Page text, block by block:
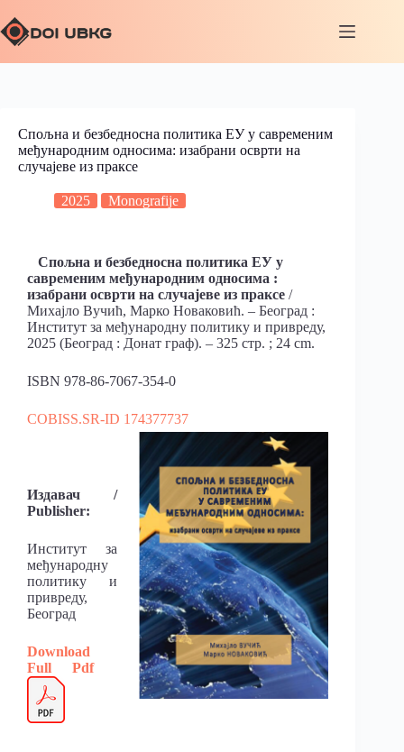
Спољна и безбедносна политика ЕУ у савременим
међународним односима: изабрани осврти на
случајеве из праксе
2025 Monografije
Спољна и безбедносна политика ЕУ у
савременим међународним односима :
изабрани осврти на случајеве из праксе /
Михајло Вучић, Марко Новаковић. – Београд :
Институт за међународну политику и привреду,
2025 (Београд : Донат граф). – 325 стр. ; 24 cm.
ISBN 978-86-7067-354-0
COBISS.SR-ID 174377737
Издавач /
Publisher:
Институт за
међународну
политику и
привреду,
Београд
Download
Full
Pdf